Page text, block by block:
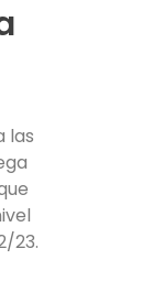
las
23.